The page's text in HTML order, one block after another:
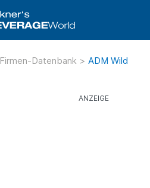
Firmen-Datenbank > ADM Wild